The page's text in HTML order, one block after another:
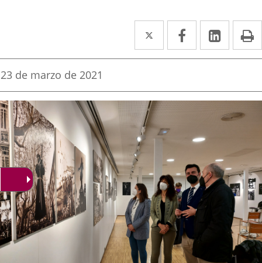
Twitter
Enlace
a
aplicación
externa.
Facebook
Enlace
a
aplicación
externa.
Enlace
a
Fecha
la
noticia
23 de marzo de 2021